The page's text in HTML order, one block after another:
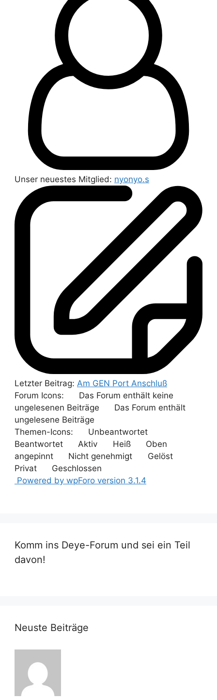
Unser neuestes Mitglied: nyonyo.s
Letzter Beitrag: Am GEN Port Anschluß
Forum Icons:
Das Forum enthält keine
ungelesenen Beiträge
Das Forum enthält
ungelesene Beiträge
Themen-Icons:
Unbeantwortet
Beantwortet
Aktiv Heiß
Oben
angepinnt
Nicht genehmigt
Gelöst
Privat
Geschlossen
Powered by wpForo version 3.1.4
Komm ins Deye-Forum und sei ein Teil
davon!
Neuste Beiträge